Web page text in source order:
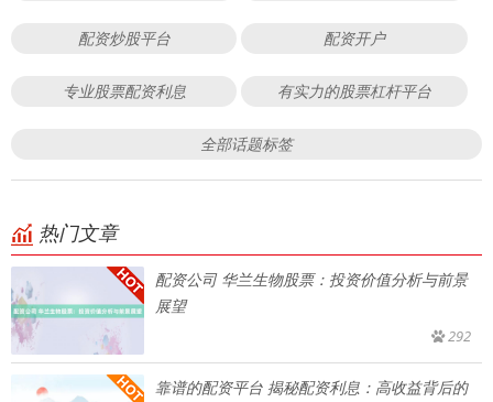
配资炒股平台 配资开户
专业股票配资利息 有实力的股票杠杆平台
全部话题标签
热门文章
配资公司 华兰生物股票：投资价值分析与前景
展望
292
靠谱的配资平台 揭秘配资利息：高收益背后的